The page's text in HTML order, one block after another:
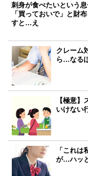
刺身が食べたいという
「買っておいで」と財
すと…え
クレーム
ら…なる
【極意
いけない
「これ
が…ハッ